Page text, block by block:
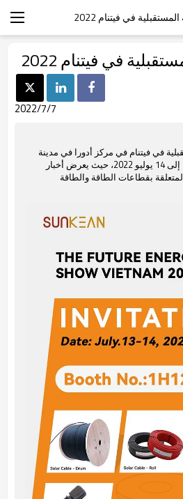
في فيتنام 2022
في فيتنام 2022
2022/7/7
في فيتنام في مركز أدورا في مدينة
هوشي منه في الفترة من 13 إلى 14 يوليو 2022، حيث يعرض أخبار
بقطاعات الطاقة والطاقة